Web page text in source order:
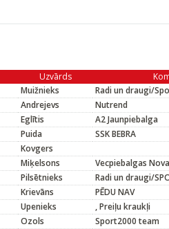
Uzvārds
Muižnieks
Radi un draugi/
Andrejevs
Nutrend
Eglītis
A2 Jaunpiebalga
Puida
SSK BEBRA
Kovgers
Miķelsons
Vecpiebalgas
Pilsētnieks
Radi un draugi/
Krievāns
PĒDU NAV
Upenieks
, Preiļu kraukļi
Ozols
Sport2000 team